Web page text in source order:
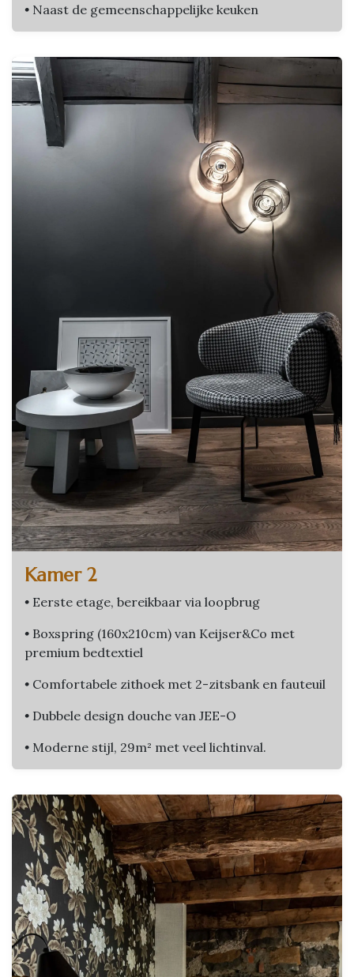
• Naast de gemeenschappelijke keuken
Kamer 2
• Eerste etage, bereikbaar via loopbrug
• Boxspring (160x210cm) van Keijser&Co met
premium bedtextiel
• Comfortabele zithoek met 2-zitsbank en fauteuil
• Dubbele design douche van JEE-O
• Moderne stijl, 29m² met veel lichtinval.